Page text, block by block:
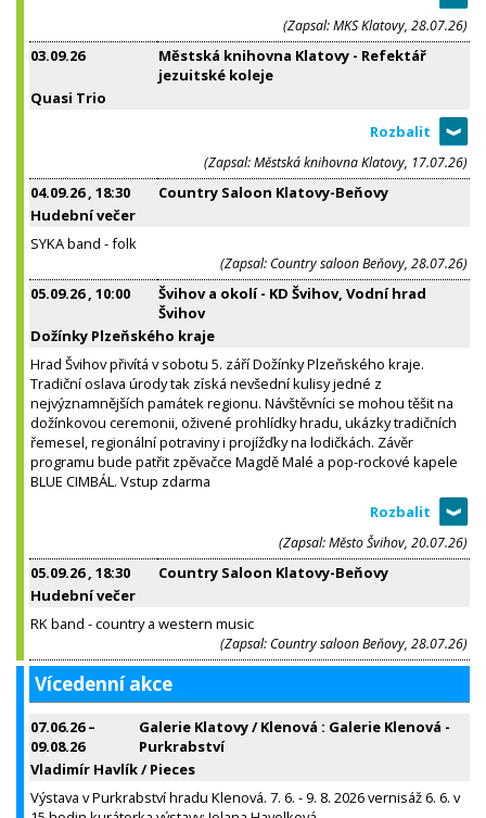
(Zapsal: MKS Klatovy, 28.07.26)
03.09.26
Městská knihovna Klatovy - Refektář
jezuitské koleje
Quasi Trio
(Zapsal: Městská knihovna Klatovy, 17.07.26)
04.09.26, 18:30
Country Saloon Klatovy-Beňovy
Hudební večer
SYKA band - folk
(Zapsal: Country saloon Beňovy, 28.07.26)
05.09.26, 10:00
Švihov a okolí - KD Švihov, Vodní hrad
Švihov
Dožínky Plzeňského kraje
Hrad Švihov přivítá v sobotu 5. září Dožínky Plzeňského kraje.
Tradiční oslava úrody tak získá nevšední kulisy jedné z
nejvýznamnějších památek regionu. Návštěvníci se mohou těšit na
dožínkovou ceremonii, oživené prohlídky hradu, ukázky tradičních
řemesel, regionální potraviny i projížďky na lodičkách. Závěr
programu bude patřit zpěvačce Magdě Malé a pop-rockové kapele
BLUE CIMBÁL. Vstup zdarma
(Zapsal: Město Švihov, 20.07.26)
05.09.26, 18:30
Country Saloon Klatovy-Beňovy
Hudební večer
RK band - country a western music
(Zapsal: Country saloon Beňovy, 28.07.26)
Vícedenní akce
07.06.26–
09.08.26
Galerie Klatovy / Klenová : Galerie Klenová -
Purkrabství
Vladimír Havlík / Pieces
Výstava v Purkrabství hradu Klenová. 7. 6. - 9. 8. 2026 vernisáž 6. 6. v